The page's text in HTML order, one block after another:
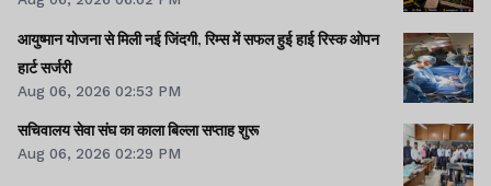
आयुष्मान योजना से मिली नई जिंदगी, रिम्स में सफल हुई हाई रिस्क ओपन
हार्ट सर्जरी
Aug 06, 2026 02:53 PM
सचिवालय सेवा संघ का काला बिल्ला सप्ताह शुरू
Aug 06, 2026 02:29 PM